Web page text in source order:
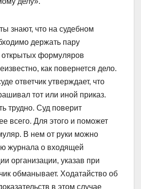
знают, что на судебном
держать пару
открытых формуляров
как повернется дело.
ответчик утверждает, что
тот или иной приказ.
трудно. Суд поверит
всего. Для этого и поможет
В нем от руки можно
журнала о входящей
организации, указав при
обманывает. Ходатайство об
в этом случае